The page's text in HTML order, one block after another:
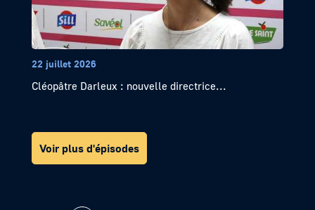
22 juillet 2026
Cléopâtre Darleux : nouvelle directrice...
Voir plus d'épisodes